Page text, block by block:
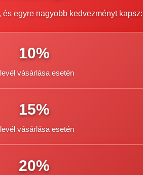
egyre nagyobb kedvezményt kapsz:
10%
vásárlása esetén
15%
vásárlása esetén
20%